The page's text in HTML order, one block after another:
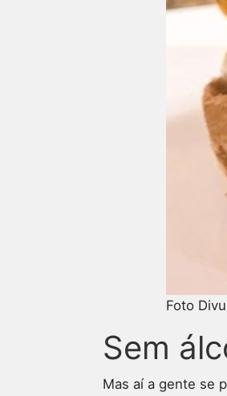
Foto
Sem
Mas aí a gente se